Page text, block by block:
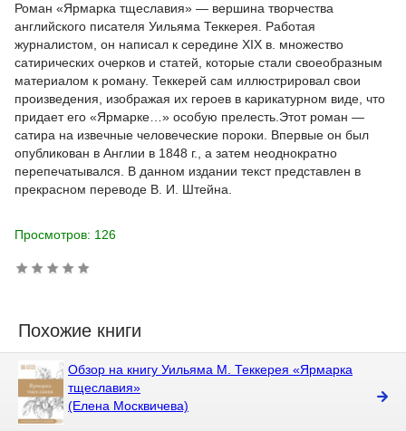
Роман «Ярмарка тщеславия» — вершина творчества
английского писателя Уильяма Теккерея. Работая
журналистом, он написал к середине XIX в. множество
сатирических очерков и статей, которые стали своеобразным
материалом к роману. Теккерей сам иллюстрировал свои
произведения, изображая их героев в карикатурном виде, что
придает его «Ярмарке…» особую прелесть.Этот роман —
сатира на извечные человеческие пороки. Впервые он был
опубликован в Англии в 1848 г., а затем неоднократно
перепечатывался. В данном издании текст представлен в
прекрасном переводе В. И. Штейна.
Просмотров: 126
Похожие книги
Обзор на книгу Уильяма М. Теккерея «Ярмарка
тщеславия»
(Елена Москвичева)